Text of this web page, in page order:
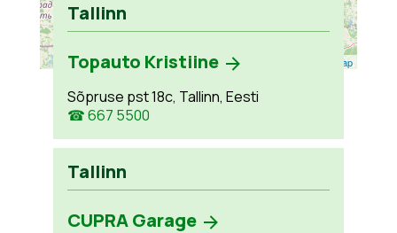
Leaflet OpenStreetMap
Tallinn
Topauto Kristiine
Sõpruse pst 18c, Tallinn, Eesti
☎ 667 5500
Tallinn
CUPRA Garage